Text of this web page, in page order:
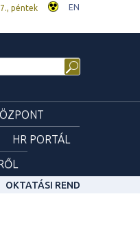
péntek EN
HR PORTÁL
OKTATÁSI REND